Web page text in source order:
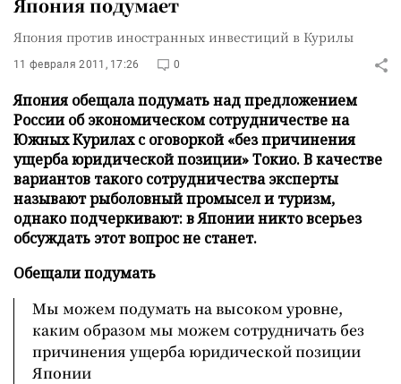
Япония подумает
Япония против иностранных инвестиций в Курилы
11 февраля 2011, 17:26 0
Япония обещала подумать над предложением
России об экономическом сотрудничестве на
Южных Курилах с оговоркой «без причинения
ущерба юридической позиции» Токио. В качестве
вариантов такого сотрудничества эксперты
называют рыболовный промысел и туризм,
однако подчеркивают: в Японии никто всерьез
обсуждать этот вопрос не станет.
Обещали подумать
Мы можем подумать на высоком уровне,
каким образом мы можем сотрудничать без
причинения ущерба юридической позиции
Японии